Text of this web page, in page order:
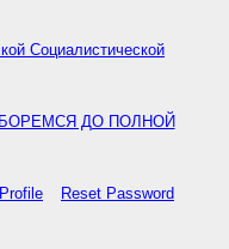
Социалистической
ДО ПОЛНОЙ
Reset Password